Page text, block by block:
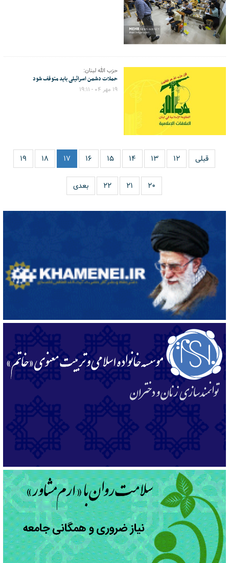
حزب الله لبنان:
حملات دشمن اسرائیلی باید متوقف شود
۱۹ مهر ۰۴ - ۱۹:۱۱
قبلی ۱۲ ۱۳ ۱۴ ۱۵ ۱۶ ۱۷ ۱۸ ۱۹
۲۰ ۲۱ ۲۲ بعدی